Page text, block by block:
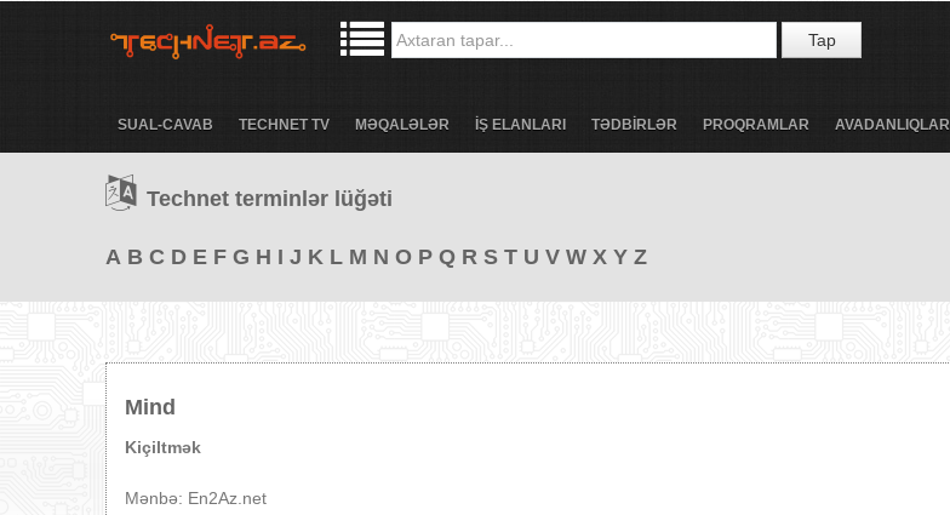
Tap
SUAL-CAVAB TECHNET TV MƏQALƏLƏR İŞ ELANLARI TƏDBİRLƏR PROQRAMLAR AVADANLIQLAR
Technet terminlər lüğəti
A B C D E F G H I J K L M N O P Q R S T U V W X Y Z
Mind
Kiçiltmək
Mənbə: En2Az.net